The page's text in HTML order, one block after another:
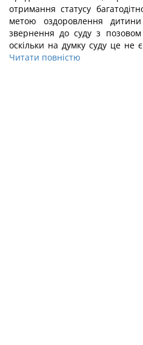
отримання статусу
метою оздоровлення
звернення до суду з
оскільки на думку суду це не
Читати повністю